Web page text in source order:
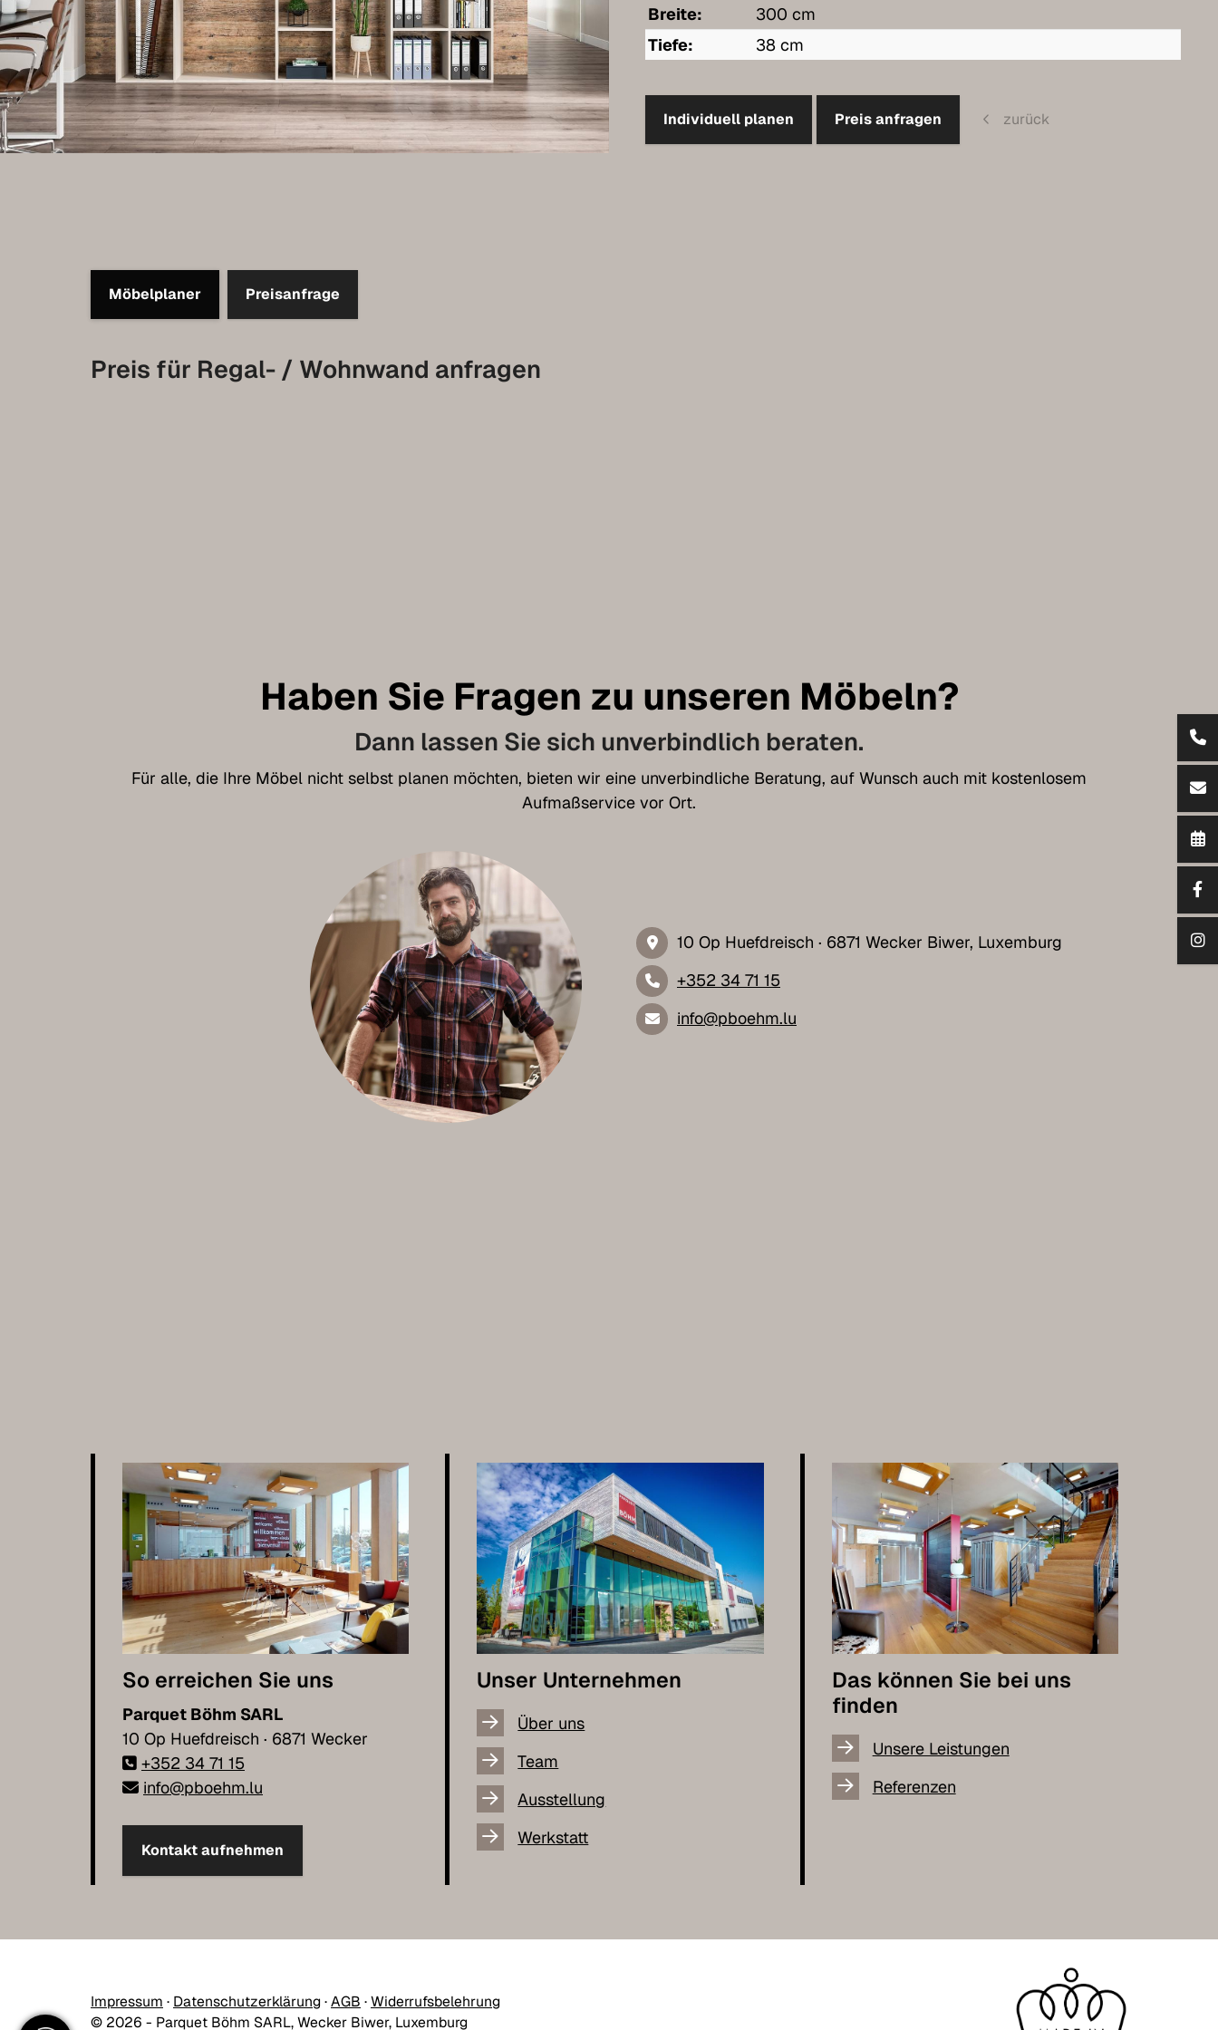
Breite:
300 cm
Tiefe:
38 cm
Individuell planen Preis anfragen zurück
Möbelplaner Preisanfrage
Preis für Regal- / Wohnwand anfragen
Haben Sie Fragen zu unseren Möbeln?
Dann lassen Sie sich unverbindlich beraten.
Für alle, die Ihre Möbel nicht selbst planen möchten, bieten wir eine unverbindliche Beratung, auf Wunsch auch mit kostenlosem
Aufmaßservice vor Ort.
10 Op Huefdreisch · 6871 Wecker Biwer, Luxemburg
+352 34 71 15
info@pboehm.lu
So erreichen Sie uns
Parquet Böhm SARL
10 Op Huefdreisch · 6871 Wecker
+352 34 71 15
info@pboehm.lu
Kontakt aufnehmen
Unser Unternehmen
Über uns
Team
Ausstellung
Werkstatt
Das können Sie bei uns
finden
Unsere Leistungen
Referenzen
Impressum · Datenschutzerklärung·AGB ·Widerrufsbelehrung
© 2026 - Parquet Böhm SARL, Wecker Biwer, Luxemburg